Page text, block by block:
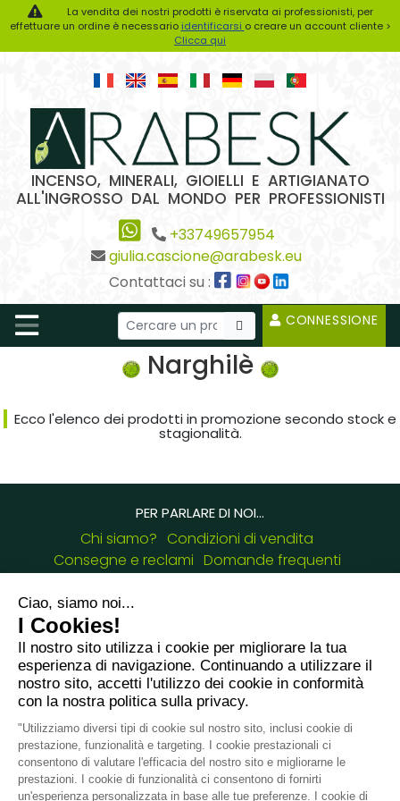
La vendita dei nostri prodotti è riservata ai professionisti, per
effettuare un ordine è necessario identificarsi o creare un account cliente >
Clicca qui
INCENSO, MINERALI, GIOIELLI E ARTIGIANATO
ALL'INGROSSO DAL MONDO PER PROFESSIONISTI
+33749657954
giulia.cascione@arabesk.eu
Contattaci su :
CONNESSIONE
Narghilè
Ecco l'elenco dei prodotti in promozione secondo stock e
stagionalità.
PER PARLARE DI NOI...
Chi siamo? Condizioni di vendita
Consegne e reclami Domande frequenti
8 chemin de Casselèvres, 31790 Saint Jory -
France
+33749657954
giulia.cascione@arabesk.eu
Contattaci su :
FR GB ES IT DE PL PT